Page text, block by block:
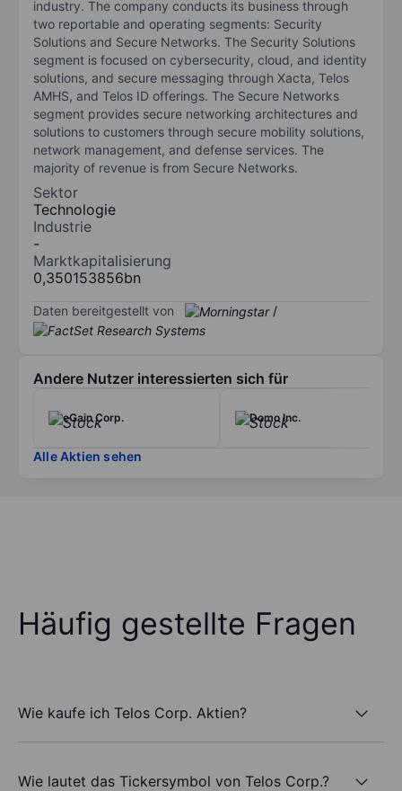
industry. The company conducts its business through
two reportable and operating segments: Security
Solutions and Secure Networks. The Security Solutions
segment is focused on cybersecurity, cloud, and identity
solutions, and secure messaging through Xacta, Telos
AMHS, and Telos ID offerings. The Secure Networks
segment provides secure networking architectures and
solutions to customers through secure mobility solutions,
network management, and defense services. The
majority of revenue is from Secure Networks.
Sektor
Technologie
Industrie
-
Marktkapitalisierung
0,350153856bn
Daten bereitgestellt von /
Andere Nutzer interessierten sich für
eGain Corp. Domo Inc.
Alle Aktien sehen
Häufig gestellte Fragen
Wie kaufe ich Telos Corp. Aktien?
Wie lautet das Tickersymbol von Telos Corp.?